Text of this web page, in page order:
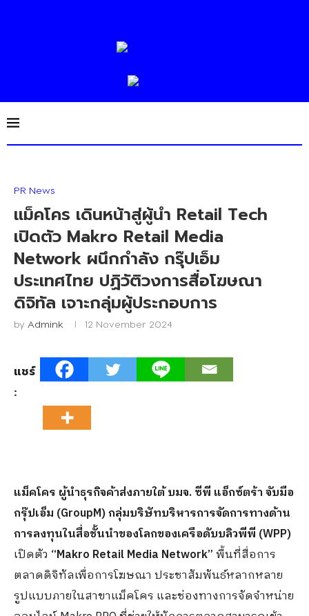
PR News
แม็คโคร เดินหน้าสู่ผู้นำ Retail Tech
เปิดตัว Makro Retail Media
Network ผนึกกำลัง กรุ๊ปเอ็ม
ประเทศไทย ปฏิวัติวงการสื่อโฆษณา
ดิจิทัล เจาะกลุ่มผู้ประกอบการ
by Admink 12 November 2024
แชร์
:
แม็คโคร ผู้นำธุรกิจค้าส่งภายใต้ บมจ. ซีพี แอ็กซ์ตร้า จับมือ
กรุ๊ปเอ็ม (GroupM) กลุ่มบริษัทบริหารการจัดการทางด้าน
การลงทุนในสื่อชั้นนำของโลกของเครือดับบลิวพีพี (WPP)
เปิดตัว “Makro Retail Media Network”พื้นที่สื่อการ
ตลาดดิจิทัลเพื่อการโฆษณา ประชาสัมพันธ์หลากหลาย
รูปแบบภายในสาขาแม็คโคร และช่องทางการจัดจำหน่าย